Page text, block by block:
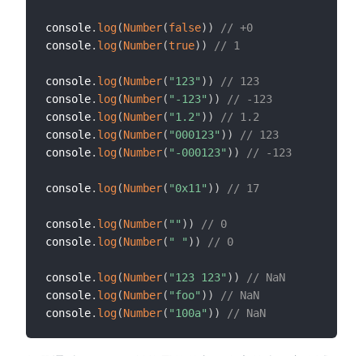
console. log(Number(false) )
// +0
console. log(Number(true) ) // 1
console. log(Number( "123" ) )
// 123
console. log(Number( "-123" ) )
// -123
console. log(Number( "1.2" ) )
// 1.2
console. log(Number( "000123" ) )
// 123
console. log(Number( "-000123" ) ) // -123
console. log(Number( "0x11" ) ) // 17
console. log(Number( "" ) )
// 0
console. log(Number( " " ) ) // 0
console. log(Number( "123 123" ) )
// NaN
console. log(Number( "foo" ) )
// NaN
console. log(Number( "100a" ) ) // NaN